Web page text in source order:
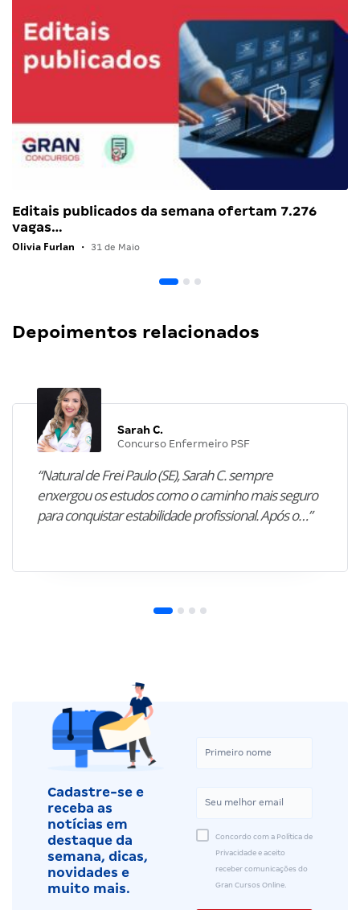
Editais publicados da semana ofertam 7.276
vagas…
Olivia Furlan • 31 de Maio
Depoimentos relacionados
Sarah C.
Concurso Enfermeiro PSF
“Natural de Frei Paulo (SE), Sarah C. sempre
enxergou os estudos como o caminho mais seguro
para conquistar estabilidade profissional. Após o…”
Cadastre-se e
receba as
notícias em
destaque da
semana, dicas,
novidades e
muito mais.
Concordo com a Política de
Privacidade e aceito
receber comunicações do
Gran Cursos Online.